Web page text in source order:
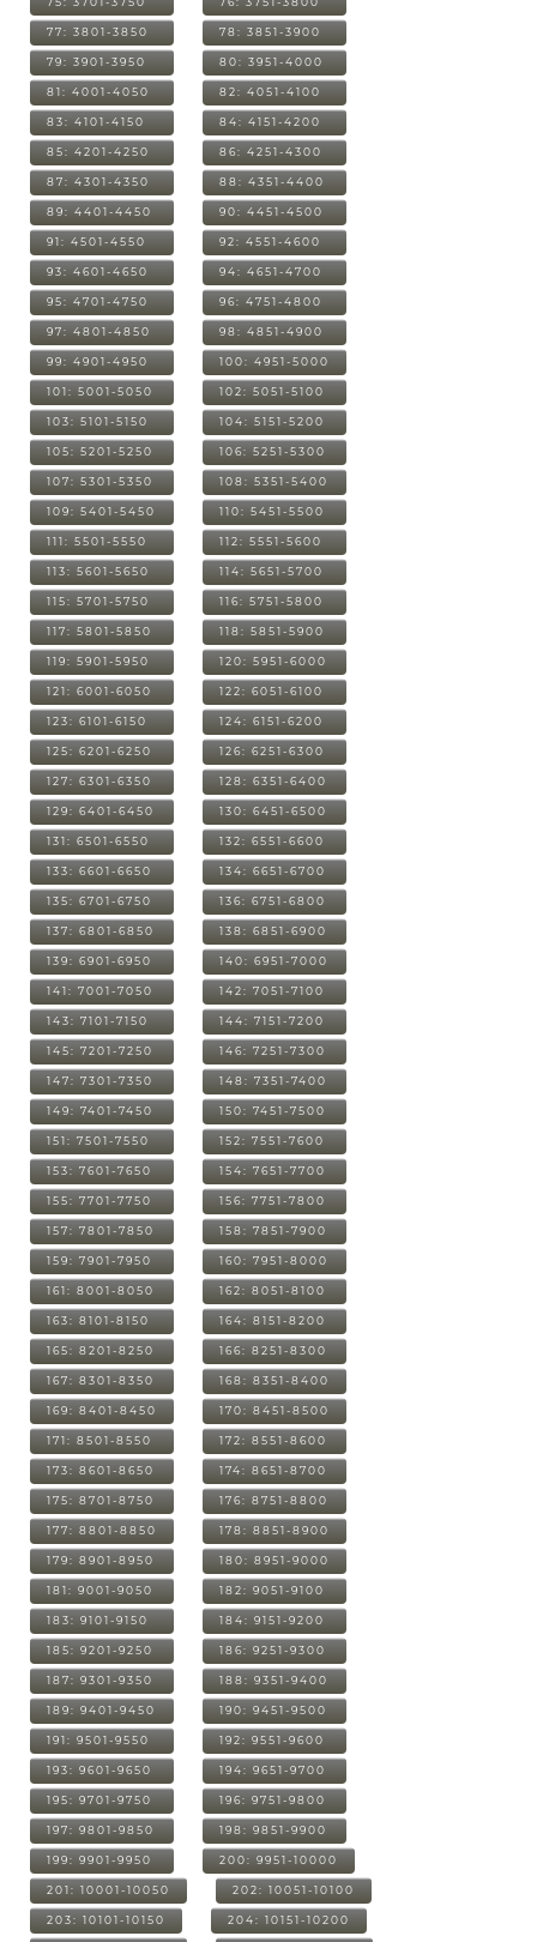
77: 3801-3850 78: 3851-3900
79: 3901-3950 80: 3951-4000
81: 4001-4050 82: 4051-4100
83: 4101-4150 84: 4151-4200
85: 4201-4250 86: 4251-4300
87: 4301-4350 88: 4351-4400
89: 4401-4450 90: 4451-4500
91: 4501-4550 92: 4551-4600
93: 4601-4650 94: 4651-4700
95: 4701-4750 96: 4751-4800
97: 4801-4850 98: 4851-4900
99: 4901-4950 100: 4951-5000
101: 5001-5050 102: 5051-5100
103: 5101-5150 104: 5151-5200
105: 5201-5250 106: 5251-5300
107: 5301-5350 108: 5351-5400
109: 5401-5450 110: 5451-5500
111: 5501-5550 112: 5551-5600
113: 5601-5650 114: 5651-5700
115: 5701-5750 116: 5751-5800
117: 5801-5850 118: 5851-5900
119: 5901-5950 120: 5951-6000
121: 6001-6050 122: 6051-6100
123: 6101-6150 124: 6151-6200
125: 6201-6250 126: 6251-6300
127: 6301-6350 128: 6351-6400
129: 6401-6450 130: 6451-6500
131: 6501-6550 132: 6551-6600
133: 6601-6650 134: 6651-6700
135: 6701-6750 136: 6751-6800
137: 6801-6850 138: 6851-6900
139: 6901-6950 140: 6951-7000
141: 7001-7050 142: 7051-7100
143: 7101-7150 144: 7151-7200
145: 7201-7250 146: 7251-7300
147: 7301-7350 148: 7351-7400
149: 7401-7450 150: 7451-7500
151: 7501-7550 152: 7551-7600
153: 7601-7650 154: 7651-7700
155: 7701-7750 156: 7751-7800
157: 7801-7850 158: 7851-7900
159: 7901-7950 160: 7951-8000
161: 8001-8050 162: 8051-8100
163: 8101-8150 164: 8151-8200
165: 8201-8250 166: 8251-8300
167: 8301-8350 168: 8351-8400
169: 8401-8450 170: 8451-8500
171: 8501-8550 172: 8551-8600
173: 8601-8650 174: 8651-8700
175: 8701-8750 176: 8751-8800
177: 8801-8850 178: 8851-8900
179: 8901-8950 180: 8951-9000
181: 9001-9050 182: 9051-9100
183: 9101-9150 184: 9151-9200
185: 9201-9250 186: 9251-9300
187: 9301-9350 188: 9351-9400
189: 9401-9450 190: 9451-9500
191: 9501-9550 192: 9551-9600
193: 9601-9650 194: 9651-9700
195: 9701-9750 196: 9751-9800
197: 9801-9850 198: 9851-9900
199: 9901-9950 200: 9951-10000
201: 10001-10050 202: 10051-10100
203: 10101-10150 204: 10151-10200